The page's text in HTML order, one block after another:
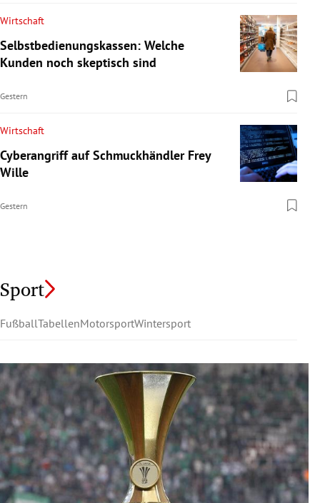
Wirtschaft
Selbstbedienungskassen: Welche
Kunden noch skeptisch sind
Gestern
Wirtschaft
Cyberangriff auf Schmuckhändler Frey
Wille
Gestern
Sport
FußballTabellenMotorsportWintersport